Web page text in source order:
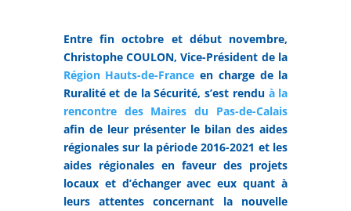
Entre fin octobre et début novembre,
Christophe COULON, Vice-Président de la
Région Hauts-de-France en charge de la
Ruralité et de la Sécurité, s’est rendu à la
rencontre des Maires du Pas-de-Calais
afin de leur présenter le bilan des aides
régionales sur la période 2016-2021 et les
aides régionales en faveur des projets
locaux et d’échanger avec eux quant à
leurs attentes concernant la nouvelle